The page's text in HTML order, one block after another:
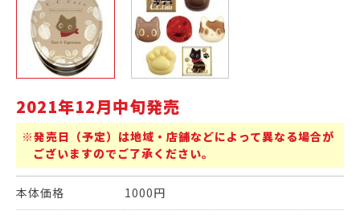
2021年12月中旬発売
※発売日（予定）は地域・店舗などによって異なる場合が
ございますのでご了承ください。
本体価格 1000円